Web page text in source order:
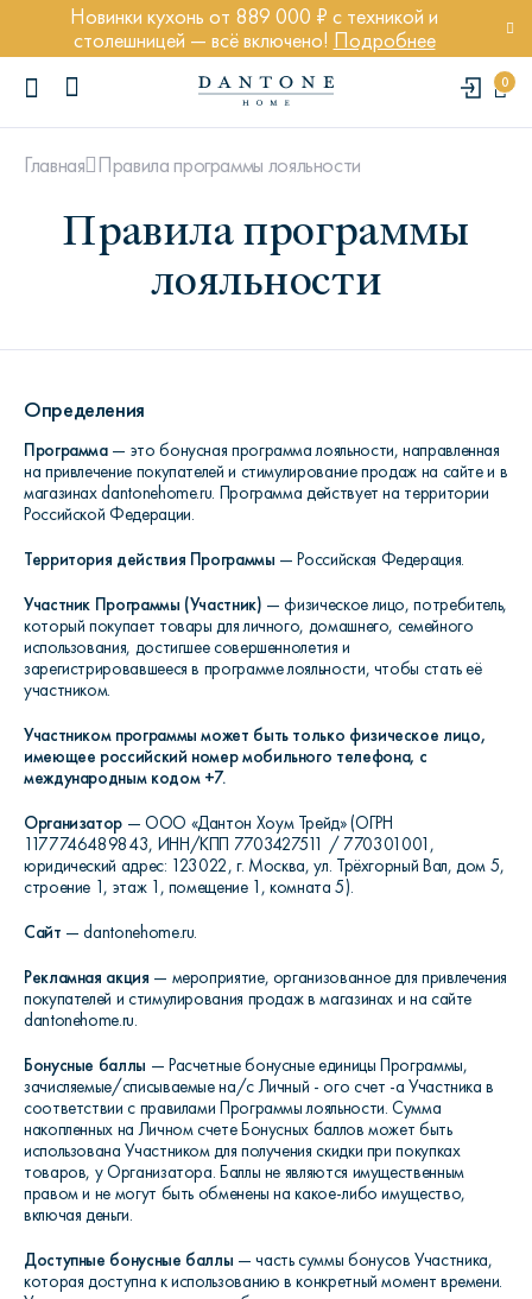
Новинки кухонь от 889 000 ₽ с техникой и
столешницей — всё включено! Подробнее
0
Диван Марсель
Кровать Ньюбери
Стул Престон
Textures
Главная Правила программы лояльности
Правила программы
лояльности
Определения
Программа— это бонусная программа лояльности, направленная
на привлечение покупателей и стимулирование продаж на сайте и в
магазинах dantonehome.ru. Программа действует на территории
Российской Федерации.
Территория действия Программы — Российская Федерация.
Участник Программы (Участник) — физическое лицо, потребитель,
который покупает товары для личного, домашнего, семейного
использования, достигшее совершеннолетия и
зарегистрировавшееся в программе лояльности, чтобы стать её
участником.
Участником программы может быть только физическое лицо,
имеющее российский номер мобильного телефона, с
международным кодом +7.
Организатор — ООО «Дантон Хоум Трейд» (ОГРН
1177746489843, ИНН/КПП 7703427511 / 770301001,
юридический адрес: 123022, г. Москва, ул. Трёхгорный Вал, дом 5,
строение 1, этаж 1, помещение 1, комната 5).
Сайт — dantonehome.ru.
Рекламная акция — мероприятие, организованное для привлечения
покупателей и стимулирования продаж в магазинах и на сайте
dantonehome.ru.
Бонусные баллы — Расчетные бонусные единицы Программы,
зачисляемые/списываемые на/с Личный - ого счет -а Участника в
соответствии с правилами Программы лояльности. Сумма
накопленных на Личном счете Бонусных баллов может быть
использована Участником для получения скидки при покупках
товаров, у Организатора. Баллы не являются имущественным
правом и не могут быть обменены на какое-либо имущество,
включая деньги.
Доступные бонусные баллы — часть суммы бонусов Участника,
которая доступна к использованию в конкретный момент времени.